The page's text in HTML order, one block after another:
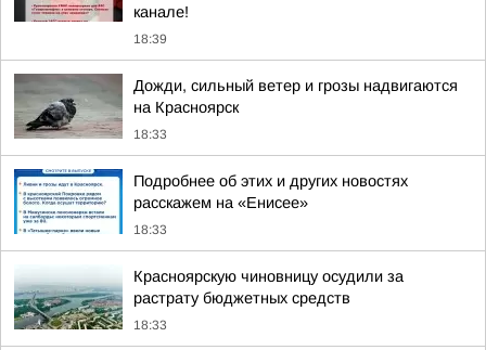
канале!
18:39
Дожди, сильный ветер и грозы надвигаются
на Красноярск
18:33
Подробнее об этих и других новостях
расскажем на «Енисее»
18:33
Красноярскую чиновницу осудили за
растрату бюджетных средств
18:33